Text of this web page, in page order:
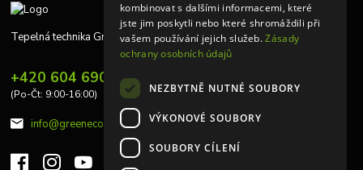
Tepelná technika Greeneco
+420 604 690 848
(Po-Čt: 9:00-16:00)
info@greeneco.cz
kombinovat s dalšími informacemi, které
jste jim poskytli nebo které shromáždili při
vašem používání jejich služeb.Zásady
ochrany osobních údajů
NEZBYTNĚ NUTNÉ SOUBORY
VÝKONOVÉ SOUBORY
SOUBORY CÍLENÍ